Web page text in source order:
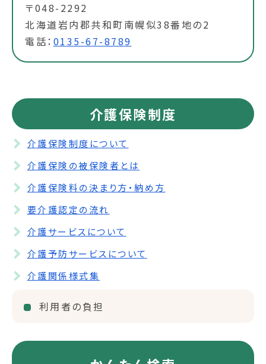
〒048-2292
北海道岩内郡共和町南幌似38番地の2
電話： 0135-67-8789
介護保険制度
介護保険制度について
介護保険の被保険者とは
介護保険料の決まり方・納め方
要介護認定の流れ
介護サービスについて
介護予防サービスについて
介護関係様式集
利用者の負担